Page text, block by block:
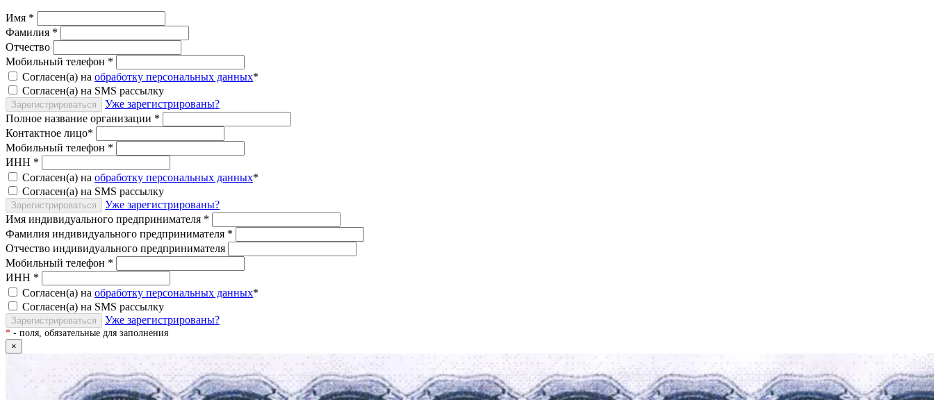
Имя *
Фамилия *
Отчество
Мобильный телефон *
Согласен(а) на обработку персональных данных*
Согласен(а) на SMS рассылку
Зарегистрироваться
Уже зарегистрированы?
Полное название организации *
Контактное лицо*
Мобильный телефон *
ИНН *
Согласен(а) на обработку персональных данных*
Согласен(а) на SMS рассылку
Зарегистрироваться
Уже зарегистрированы?
Имя индивидуального предпринимателя *
Фамилия индивидуального предпринимателя *
Отчество индивидуального предпринимателя
Мобильный телефон *
ИНН *
Согласен(а) на обработку персональных данных*
Согласен(а) на SMS рассылку
Зарегистрироваться Уже зарегистрированы?
* - поля, обязательные для заполнения
×